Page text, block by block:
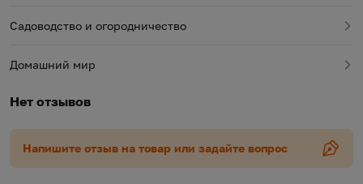
Садоводство и огородничество
Домашний мир
Нет отзывов
Напишите отзыв на товар или задайте вопрос